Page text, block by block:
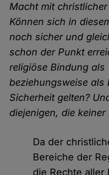
Macht mit
Können sich in
noch sicher und
schon der Punkt
religiöse Bindung
beziehungsweise
Sicherheit gelten?
diejenigen, die
Da der
Bereiche der
die Rechte aller